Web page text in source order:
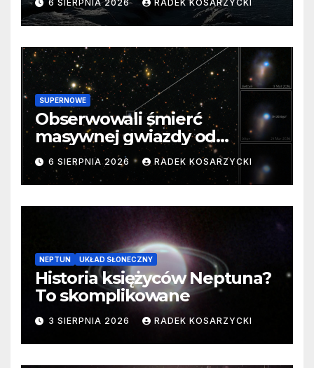
6 SIERPNIA 2026 RADEK KOSARZYCKI
SUPERNOWE
Obserwowali śmierć
masywnej gwiazdy od
samego początku. Niezwykle
cenne dane
6 SIERPNIA 2026 RADEK KOSARZYCKI
NEPTUN UKŁAD SŁONECZNY
Historia księżyców Neptuna?
To skomplikowane
3 SIERPNIA 2026 RADEK KOSARZYCKI